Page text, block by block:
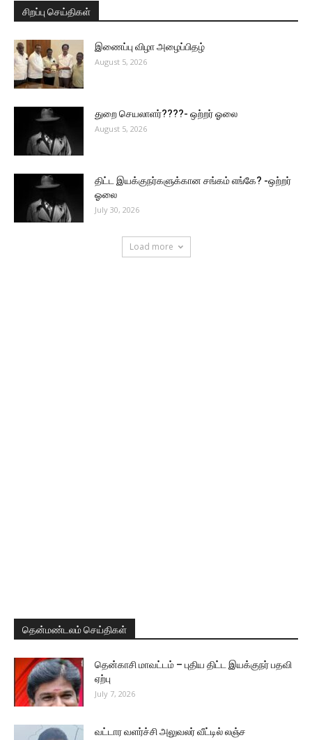
சிறப்பு செய்திகள்
இணைப்பு விழா அழைப்பிதழ்
August 5, 2026
துறை செயலாளர்????- ஒற்றர் ஓலை
August 5, 2026
திட்ட இயக்குநர்களுக்கான சங்கம் எங்கே? -ஒற்றர்
ஓலை
July 30, 2026
Load more
தென்மண்டலம் செய்திகள்
தென்காசி மாவட்டம் – புதிய திட்ட இயக்குநர் பதவி
ஏற்பு
July 7, 2026
வட்டார வளர்ச்சி அலுவலர் வீட்டில் லஞ்ச